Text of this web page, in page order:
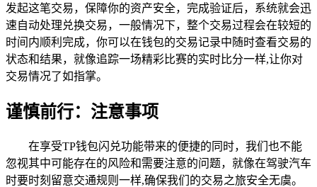
发起这笔交易，保障你的资产安全，完成验证后，系统就会迅
速自动处理兑换交易，一般情况下，整个交易过程会在较短的
时间内顺利完成，你可以在钱包的交易记录中随时查看交易的
状态和结果，就像追踪一场精彩比赛的实时比分一样,让你对
交易情况了如指掌。
谨慎前行：注意事项
在享受TP钱包闪兑功能带来的便捷的同时，我们也不能
忽视其中可能存在的风险和需要注意的问题，就像在驾驶汽车
时要时刻留意交通规则一样,确保我们的交易之旅安全无虞。